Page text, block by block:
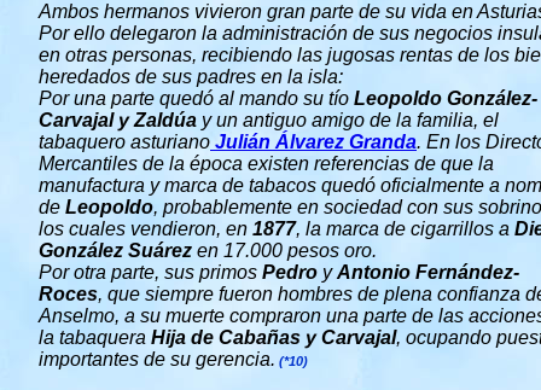
Ambos hermanos vivieron gran parte de su vida en
Por ello delegaron la administración de sus negocios
en otras personas, recibiendo las jugosas rentas de los
heredados de sus padres en la isla:
Por una parte quedó al mando su tío Leopoldo González-
Carvajal y Zaldúa y un antiguo amigo de la familia, el
tabaquero asturiano Julián Álvarez Granda. En los
Mercantiles de la época existen referencias de que la
manufactura y marca de tabacos quedó oficialmente a
de Leopoldo, probablemente en sociedad con sus
los cuales vendieron, en 1877, la marca de cigarrillos a
González Suárez en 17.000 pesos oro.
Por otra parte, sus primos Pedro yAntonio Fernández-
Roces, que siempre fueron hombres de plena confianza
Anselmo, a su muerte compraron una parte de las
la tabaquera Hija de Cabañas y Carvajal, ocupando
importantes de su gerencia. (*10)